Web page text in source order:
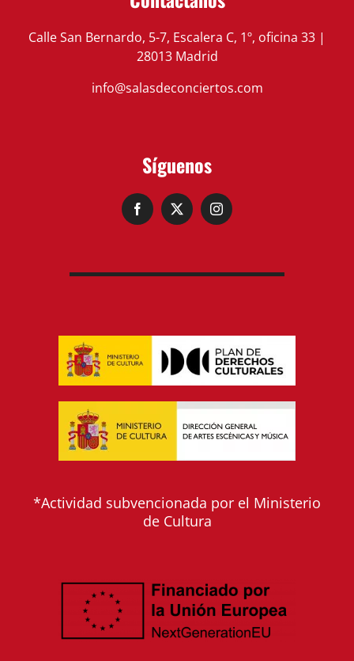
Calle San Bernardo, 5-7, Escalera C, 1º, oficina 33 |
28013 Madrid
info@salasdeconciertos.com
Síguenos
*Actividad subvencionada por el Ministerio
de Cultura